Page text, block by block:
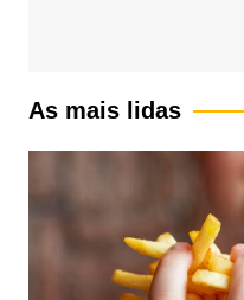
As mais lidas